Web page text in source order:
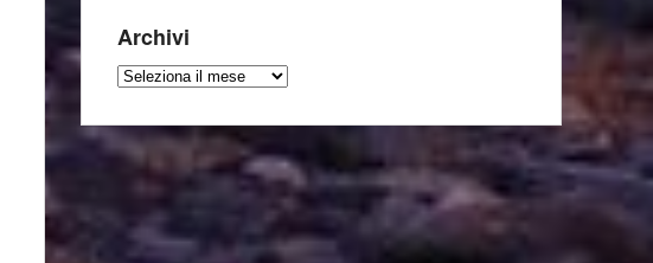
Archivi
Archivi